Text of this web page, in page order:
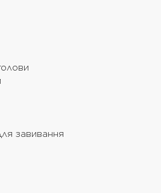
завивання